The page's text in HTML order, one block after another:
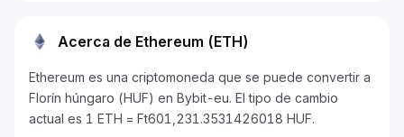
Acerca de Ethereum (ETH)
Ethereum es una criptomoneda que se puede convertir a
Florín húngaro (HUF) en Bybit-eu. El tipo de cambio
actual es 1 ETH = Ft601,231.3531426018 HUF.